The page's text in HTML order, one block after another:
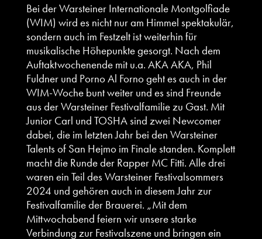
Bei der Warsteiner Internationale Montgolfiade
(WIM) wird es nicht nur am Himmel spektakulär,
sondern auch im Festzelt ist weiterhin für
musikalische Höhepunkte gesorgt. Nach dem
Auftaktwochenende mit u.a. AKA AKA, Phil
Fuldner und Porno Al Forno geht es auch in der
WIM-Woche bunt weiter und es sind Freunde
aus der Warsteiner Festivalfamilie zu Gast. Mit
Junior Carl und TOSHA sind zwei Newcomer
dabei, die im letzten Jahr bei den Warsteiner
Talents of San Hejmo im Finale standen. Komplett
macht die Runde der Rapper MC Fitti. Alle drei
waren ein Teil des Warsteiner Festivalsommers
2024 und gehören auch in diesem Jahr zur
Festivalfamilie der Brauerei. „Mit dem
Mittwochabend feiern wir unsere starke
Verbindung zur Festivalszene und bringen ein